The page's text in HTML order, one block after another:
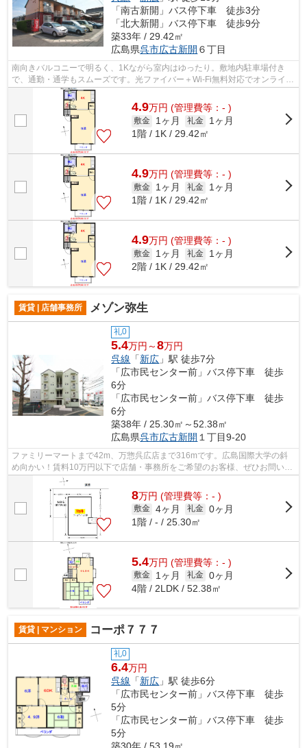
「南古新開」バス停下車 徒歩3分
「北大新開」バス停下車 徒歩9分
築33年 / 29.42㎡
広島県呉市広古新開 ６丁目
南向きバルコニーで明るく、1Kながら室内はゆったり。敷地内駐車場付き
で、通勤・通学もスムーズです。光ファイバー＋Wi-Fi無料対応でオンライン
授業や在宅ワークも安心。浴室には窓が...
4.9万円 (管理費等：- )
敷金 1ヶ月 礼金
1ヶ月
1階 / 1K / 29.42㎡
4.9万円 (管理費等：- )
敷金 1ヶ月 礼金
1ヶ月
1階 / 1K / 29.42㎡
4.9万円 (管理費等：- )
敷金 1ヶ月 礼金
1ヶ月
2階 / 1K / 29.42㎡
賃貸 | 店舗事務所 メゾン弥生
礼0
5.4万円～8万円
呉線 「新広 」駅 徒歩7分
「広市民センター前」バス停下車 徒歩
6分
「広市民センター前」バス停下車 徒歩
6分
築38年 / 25.30㎡～52.38㎡
広島県呉市広古新開 １丁目9-20
ファミリーマートまで42m、万惣呉広店まで316mです。広島国際大学の斜
め向かい！賃料10万円以下で店舗・事務所をご希望のお客様、ぜひお問い合
わせください。1台分の駐車スペースあり...
8万円 (管理費等：- )
敷金 4ヶ月 礼金 0ヶ月
1階 / - / 25.30㎡
5.4万円 (管理費等：- )
敷金 1ヶ月 礼金 0ヶ月
4階 / 2LDK / 52.38㎡
賃貸 | マンション コーポ７７７
礼0
6.4万円
呉線 「新広 」駅 徒歩6分
「広市民センター前」バス停下車 徒歩
5分
「広市民センター前」バス停下車 徒歩
5分